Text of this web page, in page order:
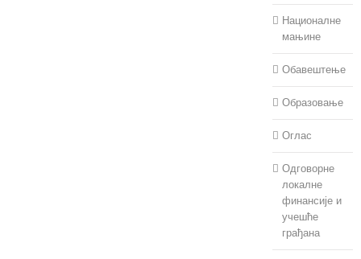
Националне
мањине
Обавештење
Образовање
Оглас
Одговорне
локалне
финансије и
учешће
грађана